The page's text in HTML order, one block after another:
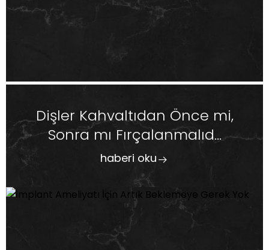
Dişler Kahvaltıdan Önce mi,
Sonra mı Fırçalanmalıd...
haberi oku